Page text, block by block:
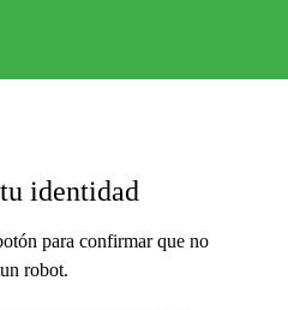
identidad
para confirmar que no
robot.